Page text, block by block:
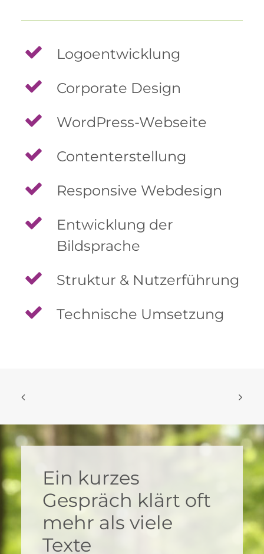
Logoentwicklung
Corporate Design
WordPress-Webseite
Contenterstellung
Responsive Webdesign
Entwicklung der
Bildsprache
Struktur & Nutzerführung
Technische Umsetzung
Ein kurzes
Gespräch klärt oft
mehr als viele
Texte